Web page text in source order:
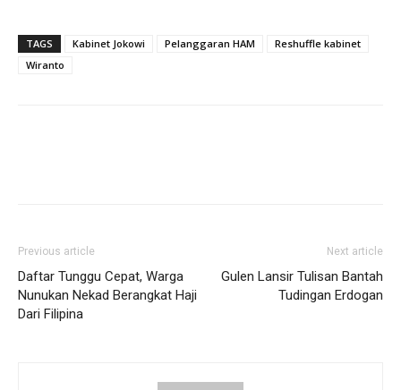
TAGS Kabinet Jokowi Pelanggaran HAM
Reshuffle kabinet
Wiranto
Previous article
Daftar Tunggu Cepat, Warga
Nunukan Nekad Berangkat Haji
Dari Filipina
Next article
Gulen Lansir Tulisan Bantah
Tudingan Erdogan